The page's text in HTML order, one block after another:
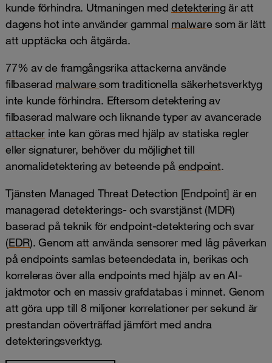
kunde förhindra. Utmaningen med detekteringär att
dagens hot inte använder gammal malware som är lätt
att upptäcka och åtgärda.
77% av de framgångsrika attackerna använde
filbaserad malwaresom traditionella säkerhetsverktyg
inte kunde förhindra. Eftersom detektering av
filbaserad malware och liknande typer av avancerade
attacker inte kan göras med hjälp av statiska regler
eller signaturer, behöver du möjlighet till
anomalidetektering av beteende på endpoint.
Tjänsten Managed Threat Detection [Endpoint] är en
managerad detekterings- och svarstjänst (MDR)
baserad på teknik för endpoint-detektering och svar
(EDR). Genom att använda sensorer med låg påverkan
på endpoints samlas beteendedata in, berikas och
korreleras över alla endpoints med hjälp av en AI-
jaktmotor och en massiv grafdatabas i minnet. Genom
att göra upp till 8 miljoner korrelationer per sekund är
prestandan oöverträffad jämfört med andra
detekteringsverktyg.